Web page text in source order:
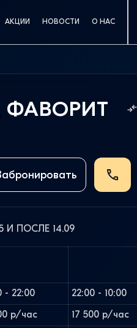
АКЦИИ НОВОСТИ О НАС
ФАВОРИТ
И ПОСЛЕ 14.09
- 22:00 22:00 - 10:00
р/час 17 500 р/час